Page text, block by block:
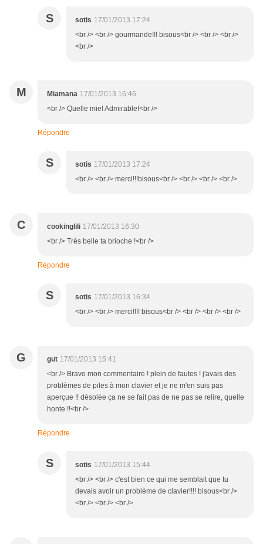
S sotis 17/01/2013 17:24
<br /> <br /> gourmande!!! bisous<br /> <br /> <br />
<br />
M Miamana 17/01/2013 16:46
<br /> Quelle mie! Admirable!<br />
Répondre
S sotis 17/01/2013 17:24
<br /> <br /> merci!!!bisous<br /> <br /> <br /> <br />
C cookinglili 17/01/2013 16:30
<br /> Très belle ta brioche !<br />
Répondre
S sotis 17/01/2013 16:34
<br /> <br /> merci!!!! bisous<br /> <br /> <br /> <br />
G gut 17/01/2013 15:41
<br /> Bravo mon commentaire ! plein de fautes ! j'avais des
problèmes de piles à mon clavier et je ne m'en suis pas
aperçue !! désolée ça ne se fait pas de ne pas se relire, quelle
honte !!<br />
Répondre
S sotis 17/01/2013 15:44
<br /> <br /> c'est bien ce qui me semblait que tu
devais avoir un problème de clavier!!!! bisous<br />
<br /> <br /> <br />